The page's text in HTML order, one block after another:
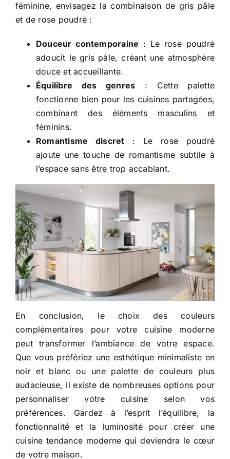
féminine, envisagez la combinaison de gris pâle
et de rose poudré :
Douceur contemporaine : Le rose poudré
adoucit le gris pâle, créant une atmosphère
douce et accueillante.
Équilibre des genres : Cette palette
fonctionne bien pour les cuisines partagées,
combinant des éléments masculins et
féminins.
Romantisme discret : Le rose poudré
ajoute une touche de romantisme subtile à
l’espace sans être trop accablant.
En conclusion, le choix des couleurs
complémentaires pour votre cuisine moderne
peut transformer l’ambiance de votre espace.
Que vous préfériez une esthétique minimaliste en
noir et blanc ou une palette de couleurs plus
audacieuse, il existe de nombreuses options pour
personnaliser votre cuisine selon vos
préférences. Gardez à l’esprit l’équilibre, la
fonctionnalité et la luminosité pour créer une
cuisine tendance moderne qui deviendra le cœur
de votre maison.